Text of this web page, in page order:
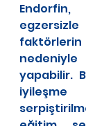
nedeniyle
yapabilir.